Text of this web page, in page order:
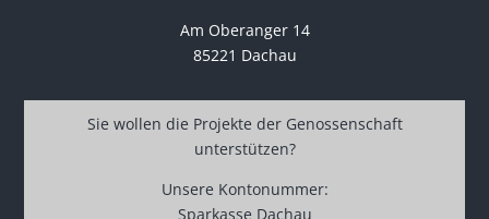
Am Oberanger 14
85221 Dachau
Sie wollen die Projekte der Genossenschaft
unterstützen?
Unsere Kontonummer:
Sparkasse Dachau